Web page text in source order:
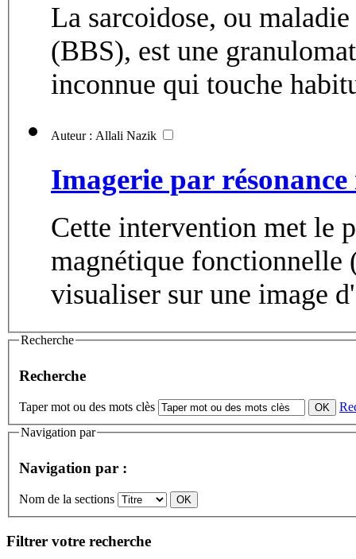
La sarcoidose, ou
(BBS), est une
inconnue qui touche
Auteur : Allali Nazik
Imagerie par
Cette intervention met le
magnétique
visualiser sur une image
Recherche
Recherche
Taper mot ou des mots clès
Navigation par
Navigation par :
Nom de la sections
Filtrer votre recherche